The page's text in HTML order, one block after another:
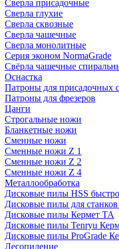
Сверла присадочные
Сверла глухие
Сверла сквозные
Сверла чашечные
Сверла монолитные
Серия эконом NormaGrade
Свёрла чашечные
Оснастка
Патроны для присадочных
Патроны для фрезеров
Цанги
Строгальные ножи
Бланкетные ножи
Сменные ножи
Сменные ножи Z 1
Сменные ножи Z 2
Сменные ножи Z 4
Металлообработка
Дисковые пилы HSS
Дисковые пилы для
Дисковые пилы Кермет ТА
Дисковые пилы Tenryu
Дисковые пилы ProGrade
Лесопиление